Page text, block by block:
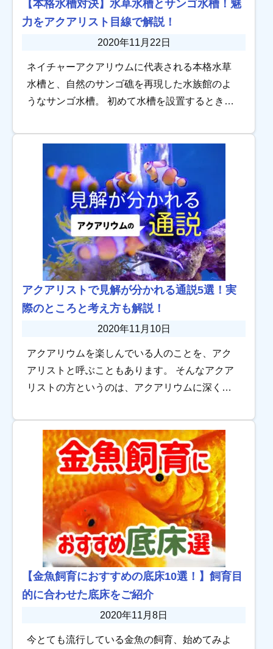
【本格水槽対決】水草水槽とサンゴ水槽！魅
力をアクアリスト目線で解説！
2020年11月22日
ネイチャーアクアリウムに代表される本格水草
水槽と、自然のサンゴ礁を再現した水族館のよ
うなサンゴ水槽。 初めて水槽を設置するとき
とき、一体どちらの水槽を目指したらよいのか
アクアリストで見解が分かれる通説5選！実
際のところと考え方も解説！
2020年11月10日
アクアリウムを楽しんでいる人のことを、アク
アリストと呼ぶこともあります。 そんなアクア
リストの方というのは、アクアリウムに深くの
リウム商品や水槽管理技術を要しています。 水
槽のコ […]
【金魚飼育におすすめの底床10選！】飼育目
的に合わせた底床をご紹介
2020年11月8日
今とても流行している金魚の飼育、始めてみよ